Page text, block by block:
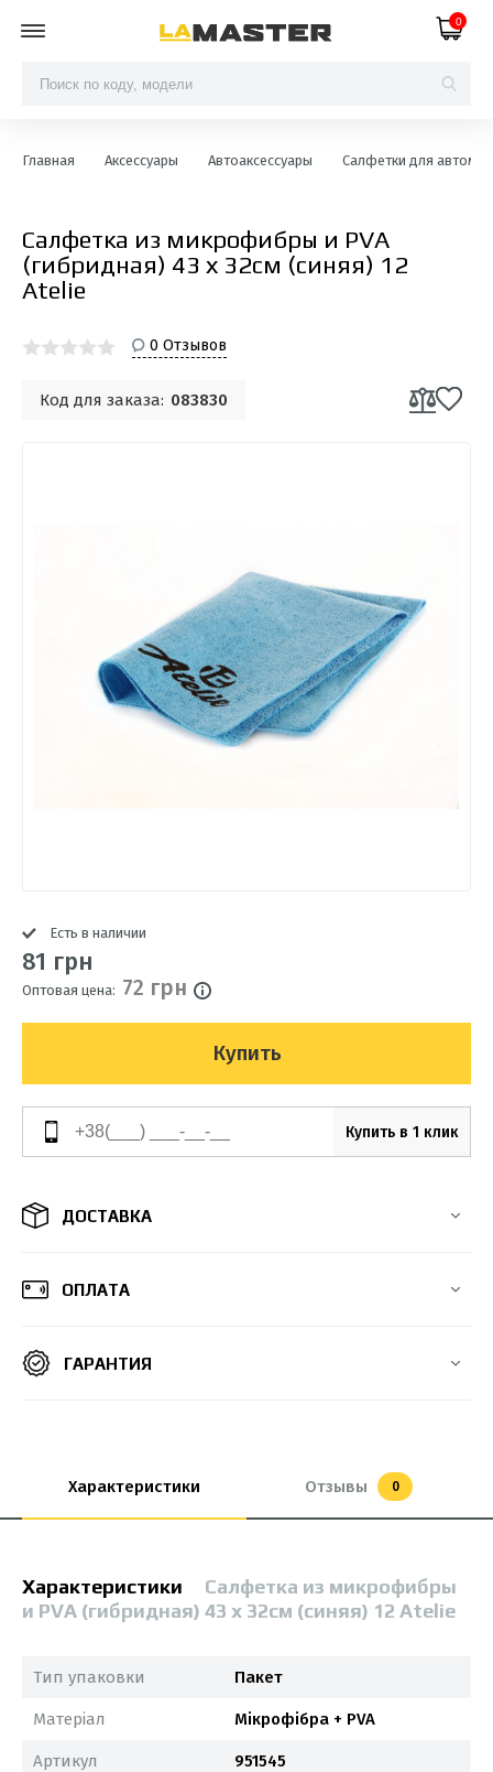
0
Главная Аксессуары Автоаксессуары Салфетки для
Салфетка из микрофибры и PVA
(гибридная) 43 х 32см (синяя) 12
Atelie
0 Отзывов
Код для заказа: 083830
Есть в наличии
81 грн
Оптовая цена: 72 грн
Купить
Купить в 1 клик
ДОСТАВКА
ОПЛАТА
ГАРАНТИЯ
Характеристики Отзывы 0
Характеристики
Салфетка из микрофибры
и PVA (гибридная) 43 х 32см (синяя) 12 Atelie
Тип упаковки Пакет
Матеріал Мікрофібра + PVA
Артикул 951545